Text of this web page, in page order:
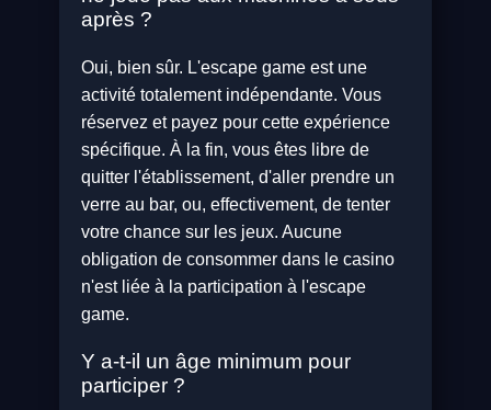
après ?
Oui, bien sûr. L'escape game est une
activité totalement indépendante. Vous
réservez et payez pour cette expérience
spécifique. À la fin, vous êtes libre de
quitter l'établissement, d'aller prendre un
verre au bar, ou, effectivement, de tenter
votre chance sur les jeux. Aucune
obligation de consommer dans le casino
n'est liée à la participation à l'escape
game.
Y a-t-il un âge minimum pour
participer ?